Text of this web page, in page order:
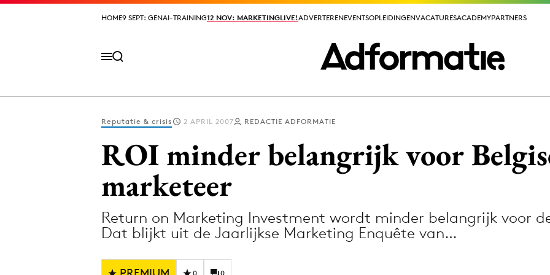
HOME9 SEPT: GENAI-TRAINING12 NOV: MARKETINGLIVE!ADVERTERENEVENTSOPLEIDINGENVACATURESACADEMYPARTNERS
HOME9 SEPT: GENAI-TRAINING12 NOV: MARKETINGLIVE!ADVERTERENEVENTSOPLEIDINGENVACATURESACADEMYPARTNERS
Design
Digital transformation
Diversiteit
Media
Merkstrategie
Reputatie & crisis 2 APRIL 2007 REDACTIE ADFORMATIE
ROI minder belangrijk voor
marketeer
Return on Marketing Investment wordt minder belangrijk voor
Dat blijkt uit de Jaarlijkse Marketing Enquête van…
0 0